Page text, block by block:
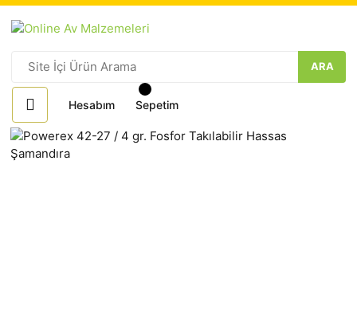
ARA
Hesabım Sepetim